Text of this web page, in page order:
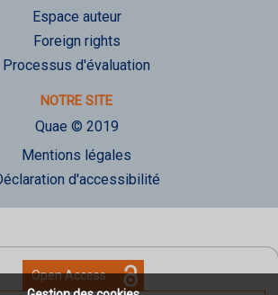
Open Access
Espace auteur
Foreign rights
Processus d'évaluation
NOTRE SITE
Quae © 2019
Mentions légales
d'accessibilité